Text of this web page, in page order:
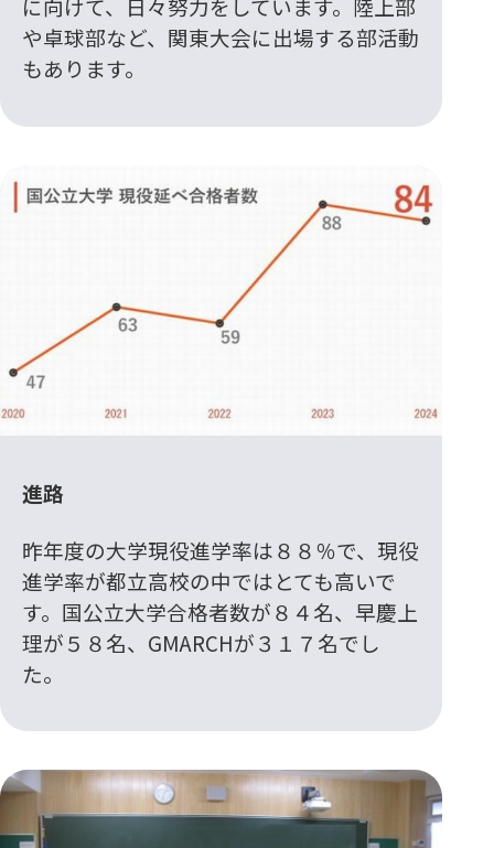
に向けて、日々努力をしています。陸上部
や卓球部など、関東大会に出場する部活動
もあります。
進路
昨年度の大学現役進学率は８８％で、現役
進学率が都立高校の中ではとても高いで
す。国公立大学合格者数が８４名、早慶上
理が５８名、GMARCHが３１７名でし
た。